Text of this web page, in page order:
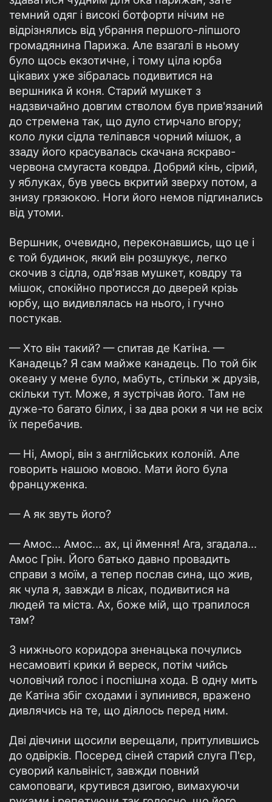
темний одяг і високі ботфорти нічим не
відрізнялись від убрання першого-ліпшого
громадянина Парижа. Але взагалі в ньому
було щось екзотичне, і тому ціла юрба
цікавих уже зібралась подивитися на
вершника й коня. Старий мушкет з
надзвичайно довгим стволом був прив'язаний
до стремена так, що дуло стирчало вгору;
коло луки сідла теліпався чорний мішок, а
ззаду його красувалась скачана яскраво-
червона смугаста ковдра. Добрий кінь, сірий,
у яблуках, був увесь вкритий зверху потом, а
знизу грязюкою. Ноги його немов підгинались
від утоми.
Вершник, очевидно, переконавшись, що це і
є той будинок, який він розшукує, легко
скочив з сідла, одв'язав мушкет, ковдру та
мішок, спокійно протисся до дверей крізь
юрбу, що видивлялась на нього, і гучно
постукав.
— Хто він такий? — спитав де Катіна. —
Канадець? Я сам майже канадець. По той бік
океану у мене було, мабуть, стільки ж друзів,
скільки тут. Може, я зустрічав його. Там не
дуже-то багато білих, і за два роки я чи не всіх
їх перебачив.
— Ні, Аморі, він з англійських колоній. Але
говорить нашою мовою. Мати його була
француженка.
— А як звуть його?
— Амос… Амос… ах, ці ймення! Ага, згадала…
Амос Грін. Його батько давно провадить
справи з моїм, а тепер послав сина, що жив,
як чула я, завжди в лісах, подивитися на
людей та міста. Ах, боже мій, що трапилося
там?
З нижнього коридора зненацька почулись
несамовиті крики й вереск, потім чийсь
чоловічий голос і поспішна хода. В одну мить
де Катіна збіг сходами і зупинився, вражено
дивлячись на те, що діялось перед ним.
Дві дівчини щосили верещали, притулившись
до одвірків. Посеред сіней старий слуга П'єр,
суворий кальвініст, завжди повний
самоповаги, крутився дзигою, вимахуючи